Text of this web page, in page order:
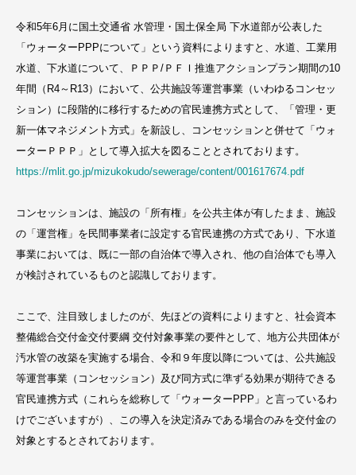
令和5年6月に国土交通省 水管理・国土保全局 下水道部が公表した
「ウォーターPPPについて」という資料によりますと、水道、工業用
水道、下水道について、ＰＰＰ/ＰＦＩ推進アクションプラン期間の10
年間（R4～R13）において、公共施設等運営事業（いわゆるコンセッ
ション）に段階的に移行するための官民連携方式として、「管理・更
新一体マネジメント方式」を新設し、コンセッションと併せて「ウォ
ーターＰＰＰ」として導入拡大を図ることとされております。
https://mlit.go.jp/mizukokudo/sewerage/content/001617674.pdf
コンセッションは、施設の「所有権」を公共主体が有したまま、施設
の「運営権」を民間事業者に設定する官民連携の方式であり、下水道
事業においては、既に一部の自治体で導入され、他の自治体でも導入
が検討されているものと認識しております。
ここで、注目致しましたのが、先ほどの資料によりますと、社会資本
整備総合交付金交付要綱 交付対象事業の要件として、地方公共団体が
汚水管の改築を実施する場合、令和９年度以降については、公共施設
等運営事業（コンセッション）及び同方式に準ずる効果が期待できる
官民連携方式（これらを総称して「ウォーターPPP」と言っているわ
けでございますが）、この導入を決定済みである場合のみを交付金の
対象とするとされております。